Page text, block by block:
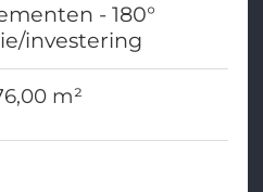
- 180°
investering
m²